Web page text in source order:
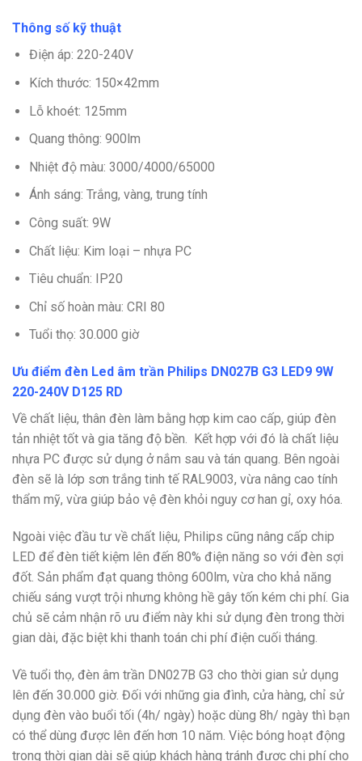
Thông số kỹ thuật
Điện áp: 220-240V
Kích thước: 150×42mm
Lỗ khoét: 125mm
Quang thông: 900lm
Nhiệt độ màu: 3000/4000/65000
Ánh sáng: Trắng, vàng, trung tính
Công suất: 9W
Chất liệu: Kim loại – nhựa PC
Tiêu chuẩn: IP20
Chỉ số hoàn màu: CRI 80
Tuổi thọ: 30.000 giờ
Ưu điểm đèn Led âm trần Philips DN027B G3 LED9 9W
220-240V D125 RD
Về chất liệu, thân đèn làm bằng hợp kim cao cấp, giúp đèn
tản nhiệt tốt và gia tăng độ bền. Kết hợp với đó là chất liệu
nhựa PC được sử dụng ở nắm sau và tán quang. Bên ngoài
đèn sẽ là lớp sơn trắng tinh tế RAL9003, vừa nâng cao tính
thẩm mỹ, vừa giúp bảo vệ đèn khỏi nguy cơ han gỉ, oxy hóa.
Ngoài việc đầu tư về chất liệu, Philips cũng nâng cấp chip
LED để đèn tiết kiệm lên đến 80% điện năng so với đèn sợi
đốt. Sản phẩm đạt quang thông 600lm, vừa cho khả năng
chiếu sáng vượt trội nhưng không hề gây tốn kém chi phí. Gia
chủ sẽ cảm nhận rõ ưu điểm này khi sử dụng đèn trong thời
gian dài, đặc biệt khi thanh toán chi phí điện cuối tháng.
Về tuổi thọ, đèn âm trần DN027B G3 cho thời gian sử dụng
lên đến 30.000 giờ. Đối với những gia đình, cửa hàng, chỉ sử
dụng đèn vào buổi tối (4h/ ngày) hoặc dùng 8h/ ngày thì bạn
có thể dùng được lên đến hơn 10 năm. Việc bóng hoạt động
trong thời gian dài sẽ giúp khách hàng tránh được chi phí cho